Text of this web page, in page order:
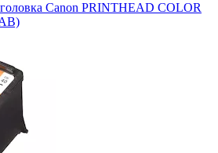
Canon PRINTHEAD COLOR